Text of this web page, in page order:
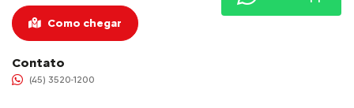
Como chegar
Contato
(45) 3520-1200